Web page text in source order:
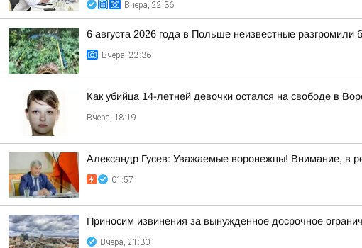
Вчера, 22:36
6 августа 2026 года в Польше неизвестные разгромили
Вчера, 22:36
Как убийца 14-летней девочки остался на свободе в
Вчера, 18:19
Александр Гусев: Уважаемые воронежцы! Внимание, в
01:57
Приносим извинения за вынужденное досрочное
Вчера, 21:30